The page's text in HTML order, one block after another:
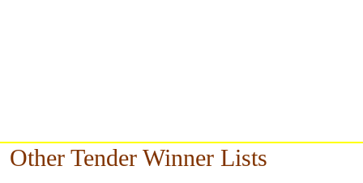
Other Tender Winner Lists